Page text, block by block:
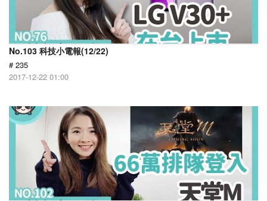
No.103 科技小電報(12/22)
# 235
2017-12-22 01:00